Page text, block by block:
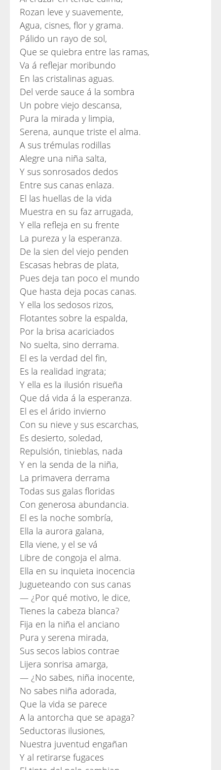
Rozan leve y suavemente,
Agua, cisnes, flor y grama.
Pálido un rayo de sol,
Que se quiebra entre las ramas,
Va á reflejar moribundo
En las cristalinas aguas.
Del verde sauce á la sombra
Un pobre viejo descansa,
Pura la mirada y limpia,
Serena, aunque triste el alma.
A sus trémulas rodillas
Alegre una niña salta,
Y sus sonrosados dedos
Entre sus canas enlaza.
El las huellas de la vida
Muestra en su faz arrugada,
Y ella refleja en su frente
La pureza y la esperanza.
De la sien del viejo penden
Escasas hebras de plata,
Pues deja tan poco el mundo
Que hasta deja pocas canas.
Y ella los sedosos rizos,
Flotantes sobre la espalda,
Por la brisa acariciados
No suelta, sino derrama.
El es la verdad del fin,
Es la realidad ingrata;
Y ella es la ilusión risueña
Que dá vida á la esperanza.
El es el árido invierno
Con su nieve y sus escarchas,
Es desierto, soledad,
Repulsión, tinieblas, nada
Y en la senda de la niña,
La primavera derrama
Todas sus galas floridas
Con generosa abundancia.
El es la noche sombría,
Ella la aurora galana,
Ella viene, y el se vá
Libre de congoja el alma.
Ella en su inquieta inocencia
Jugueteando con sus canas
— ¿Por qué motivo, le dice,
Tienes la cabeza blanca?
Fija en la niña el anciano
Pura y serena mirada,
Sus secos labios contrae
Lijera sonrisa amarga,
— ¿No sabes, niña inocente,
No sabes niña adorada,
Que la vida se parece
A la antorcha que se apaga?
Seductoras ilusiones,
Nuestra juventud engañan
Y al retirarse fugaces